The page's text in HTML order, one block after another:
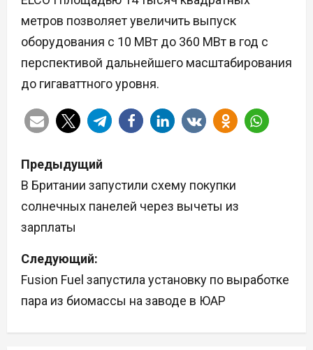
метров позволяет увеличить выпуск
оборудования с 10 МВт до 360 МВт в год с
перспективой дальнейшего масштабирования
до гигаваттного уровня.
Н
а
в
г
а
ц
Предыдущий
В Британии запустили схему покупки
солнечных панелей через вычеты из
зарплаты
Следующий:
Fusion Fuel запустила установку по выработке
пара из биомассы на заводе в ЮАР